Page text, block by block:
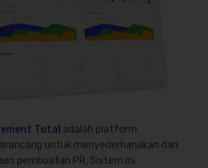
Total adalah platform
untuk menyederhanakan dan
pembuatan PR. Sistem ini